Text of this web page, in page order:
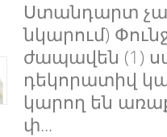
Ստանդարտ
նկարում)
ժապավեն (1)
դեկորատիվ
կարող են
փ...